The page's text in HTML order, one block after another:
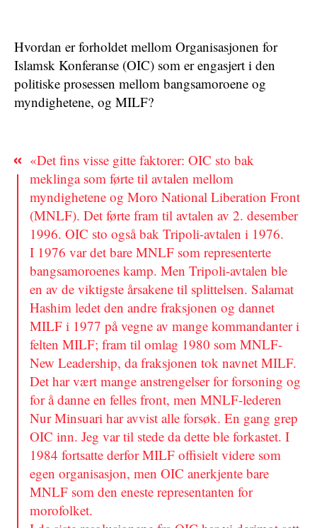
Hvordan er forholdet mellom Organisasjonen for
Islamsk Konferanse (OIC) som er engasjert i den
politiske prosessen mellom bangsamoroene og
myndighetene, og MILF?
«Det fins visse gitte faktorer: OIC sto bak
meklinga som førte til avtalen mellom
myndighetene og Moro National Liberation Front
(MNLF). Det førte fram til avtalen av 2. desember
1996. OIC sto også bak Tripoli-avtalen i 1976.
I 1976 var det bare MNLF som representerte
bangsamoroenes kamp. Men Tripoli-avtalen ble
en av de viktigste årsakene til splittelsen. Salamat
Hashim ledet den andre fraksjonen og dannet
MILF i 1977 på vegne av mange kommandanter i
felten MILF; fram til omlag 1980 som MNLF-
New Leadership, da fraksjonen tok navnet MILF.
Det har vært mange anstrengelser for forsoning og
for å danne en felles front, men MNLF-lederen
Nur Minsuari har avvist alle forsøk. En gang grep
OIC inn. Jeg var til stede da dette ble forkastet. I
1984 fortsatte derfor MILF offisielt videre som
egen organisasjon, men OIC anerkjente bare
MNLF som den eneste representanten for
morofolket.